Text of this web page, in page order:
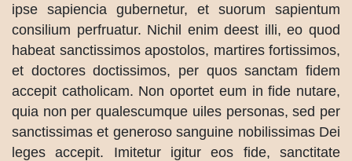
ipse sapiencia gubernetur, et suorum sapientum
consilium perfruatur. Nichil enim deest illi, eo quod
habeat sanctissimos apostolos, martires fortissimos,
et doctores doctissimos, per quos sanctam fidem
accepit catholicam. Non oportet eum in fide nutare,
quia non per qualescumque uiles personas, sed per
sanctissimas et generoso sanguine nobilissimas Dei
leges accepit. Imitetur igitur eos fide, sanctitate